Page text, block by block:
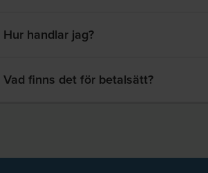
Hur handlar jag?
Vad finns det för betalsätt?